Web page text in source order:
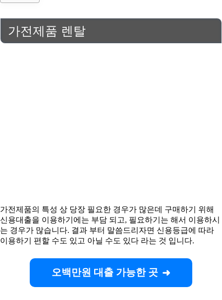
가전제품 렌탈
가전제품의 특성 상 당장 필요한 경우가 많은데 구매하기 위해
신용대출을 이용하기에는 부담 되고, 필요하기는 해서 이용하시
는 경우가 많습니다. 결과 부터 말씀드리자면 신용등급에 따라
이용하기 편할 수도 있고 아닐 수도 있다 라는 것 입니다.
오백만원 대출 가능한 곳